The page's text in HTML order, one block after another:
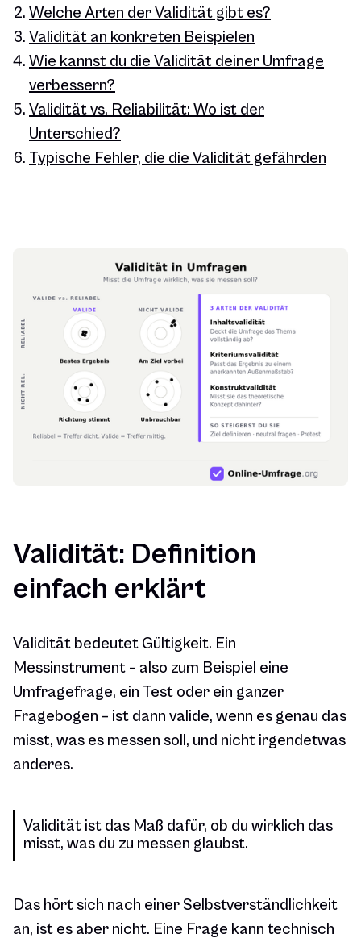
Welche Arten der Validität gibt es?
Validität an konkreten Beispielen
Wie kannst du die Validität deiner Umfrage
verbessern?
Validität vs. Reliabilität: Wo ist der
Unterschied?
Typische Fehler, die die Validität gefährden
Validität: Definition
einfach erklärt
Validität bedeutet Gültigkeit. Ein
Messinstrument – also zum Beispiel eine
Umfragefrage, ein Test oder ein ganzer
Fragebogen – ist dann valide, wenn es genau das
misst, was es messen soll, und nicht irgendetwas
anderes.
Validität ist das Maß dafür, ob du wirklich das
misst, was du zu messen glaubst.
Das hört sich nach einer Selbstverständlichkeit
an, ist es aber nicht. Eine Frage kann technisch